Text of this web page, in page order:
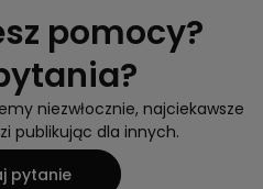
pomocy?
niezwłocznie, najciekawsze
publikując dla innych.
pytanie